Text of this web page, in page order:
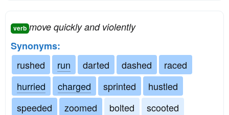
verb move quickly and violently
Synonyms:
rushed
run darted dashed
raced
hurried
charged sprinted
hustled
speeded
zoomed bolted
scooted